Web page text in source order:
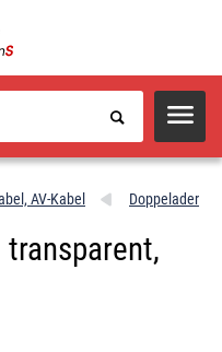
AV-Kabel Doppelader
transparent,